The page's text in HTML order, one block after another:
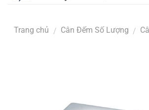
Trang chủ / Cân Đếm Số Lượng /